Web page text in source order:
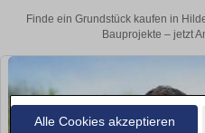
Alle Cookies akzeptieren
Finde ein Grundstück kaufen in
Bauprojekte – jetzt